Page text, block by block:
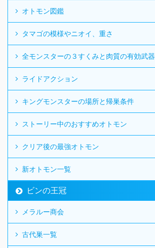
オトモン図鑑
タマゴの模様やニオイ、重さ
全モンスターの３すくみと肉質の有効武器
ライドアクション
キングモンスターの場所と帰巣条件
ストーリー中のおすすめオトモン
クリア後の最強オトモン
新オトモン一覧
ビンの王冠
メラルー商会
古代巣一覧